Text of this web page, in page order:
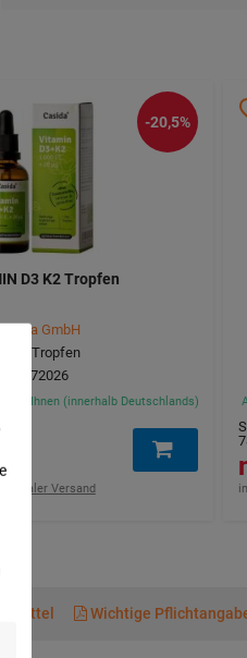
D3 K2 Tropfen
Casida GmbH
Tropfen
16672026
bei Ihnen (innerhalb Deutschlands)
Versand
-20,5%
Wichtige